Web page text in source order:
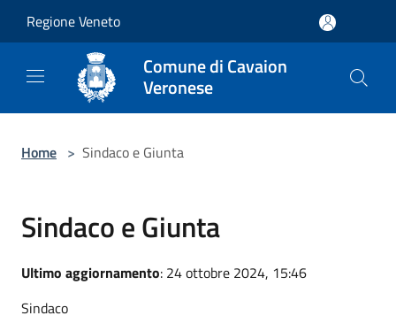
Regione Veneto
Comune di Cavaion
Veronese
Home > Sindaco e Giunta
Sindaco e Giunta
Ultimo aggiornamento: 24 ottobre 2024, 15:46
Sindaco